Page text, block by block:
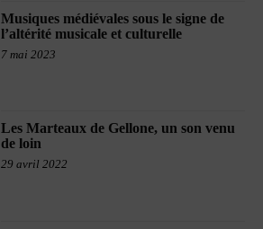
Musiques médiévales sous le signe de
l’altérité musicale et culturelle
7 mai 2023
Les Marteaux de Gellone, un son venu
de loin
29 avril 2022